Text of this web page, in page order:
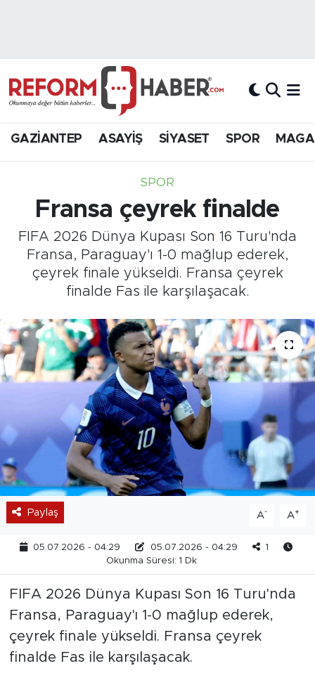
GAZİANTEP ASAYİŞ SİYASET SPOR
SPOR
Fransa çeyrek finalde
FIFA 2026 Dünya Kupası Son 16 Turu'nda
Fransa, Paraguay'ı 1-0 mağlup ederek,
çeyrek finale yükseldi. Fransa çeyrek
finalde Fas ile karşılaşacak.
Paylaş A- A+
05.07.2026 - 04:29 05.07.2026 - 04:29
1
Okunma Süresi: 1 Dk
FIFA 2026 Dünya Kupası Son 16 Turu'nda
Fransa, Paraguay'ı 1-0 mağlup ederek,
çeyrek finale yükseldi. Fransa çeyrek
finalde Fas ile karşılaşacak.
Hava Durumu
Süper Lig Puan Durumu ve Fikstür
Son Dakika Haberleri
Haber Arşivi